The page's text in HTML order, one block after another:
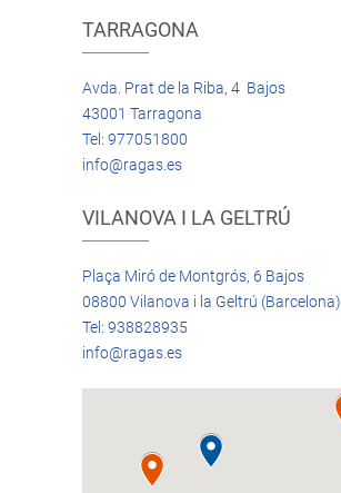
TARRAGONA
Avda. Prat de la Riba, 4 Bajos
43001 Tarragona
Tel: 977051800
info@ragas.es
VILANOVA I LA GELTRÚ
Plaça Miró de Montgrós, 6 Bajos
08800 Vilanova i la Geltrú (Barcelona)
Tel: 938828935
info@ragas.es